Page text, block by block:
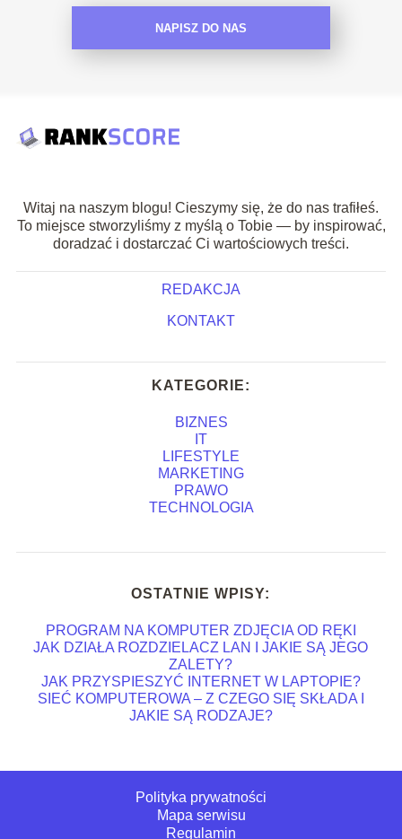
NAPISZ DO NAS
Witaj na naszym blogu! Cieszymy się, że do nas trafiłeś.
To miejsce stworzyliśmy z myślą o Tobie — by inspirować,
doradzać i dostarczać Ci wartościowych treści.
REDAKCJA
KONTAKT
KATEGORIE:
BIZNES
IT
LIFESTYLE
MARKETING
PRAWO
TECHNOLOGIA
OSTATNIE WPISY:
PROGRAM NA KOMPUTER ZDJĘCIA OD RĘKI
JAK DZIAŁA ROZDZIELACZ LAN I JAKIE SĄ JEGO
ZALETY?
JAK PRZYSPIESZYĆ INTERNET W LAPTOPIE?
SIEĆ KOMPUTEROWA – Z CZEGO SIĘ SKŁADA I
JAKIE SĄ RODZAJE?
Polityka prywatności
Mapa serwisu
Regulamin